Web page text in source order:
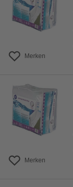
Merken
Merken